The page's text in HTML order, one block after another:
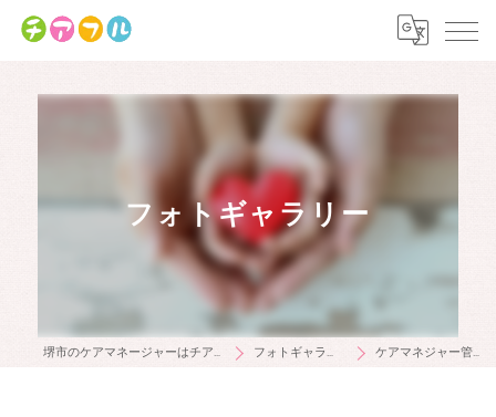
フォトギャラリー
堺市のケアマネージャーはチアフル フォトギャラリー ケアマネジャー管理者